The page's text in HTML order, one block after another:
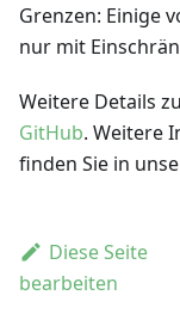
Grenzen: Einige
nur mit
Weitere Details
GitHub. Weitere
finden Sie in
Diese Seite
bearbeiten